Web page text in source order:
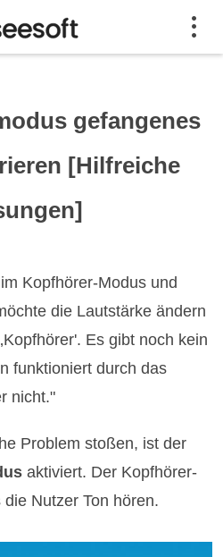
gefangenes
[Hilfreiche
Kopfhörer-Modus und
die Lautstärke ändern
Es gibt noch kein
funktioniert durch das
nicht."
Problem stoßen, ist der
aktiviert. Der Kopfhörer-
Nutzer Ton hören.